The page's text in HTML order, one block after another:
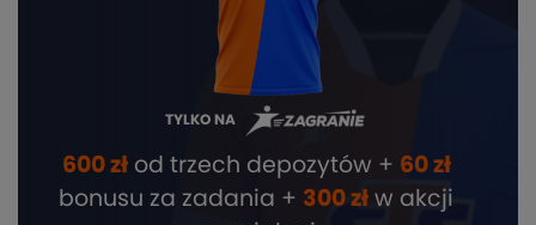
TYLKO NA
600 złod trzech depozytów + 60 zł
bonusu za zadania + 300 zł w akcji